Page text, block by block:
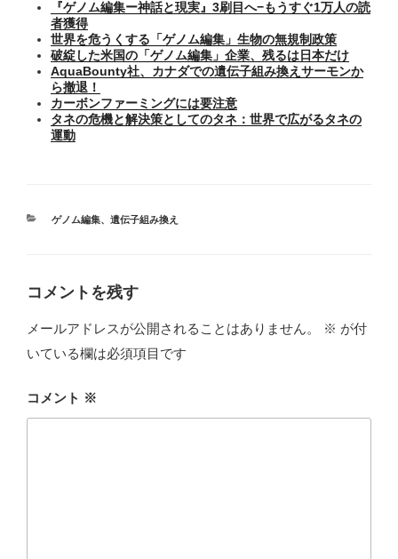
『ゲノム編集ー神話と現実』3刷目へ−もうすぐ1万人の読
者獲得
世界を危うくする「ゲノム編集」生物の無規制政策
破綻した米国の「ゲノム編集」企業、残るは日本だけ
AquaBounty社、カナダでの遺伝子組み換えサーモンか
ら撤退！
カーボンファーミングには要注意
タネの危機と解決策としてのタネ：世界で広がるタネの
運動
カ
ゲノム編集、 遺伝子組み換え
コメントを残す
メールアドレスが公開されることはありません。 ※ が付
いている欄は必須項目です
コメント ※